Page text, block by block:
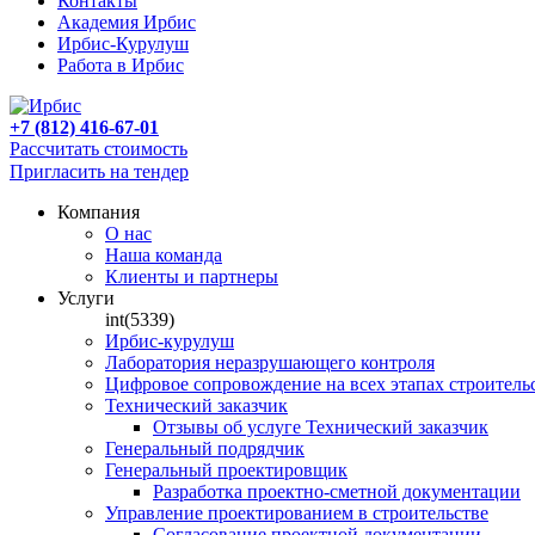
Академия Ирбис
Ирбис-Курулуш
Работа в Ирбис
+7 (812) 416-67-01
Рассчитать стоимость
Пригласить на тендер
Компания
О нас
Наша команда
Клиенты и партнеры
Услуги
int(5339)
Ирбис-курулуш
Лаборатория неразрушающего контроля
Цифровое сопровождение на всех этапах
Технический заказчик
Отзывы об услуге Технический заказчик
Генеральный подрядчик
Генеральный проектировщик
Разработка проектно-сметной документации
Управление проектированием в строительстве